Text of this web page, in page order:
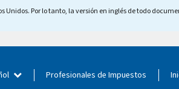
Por lo tanto, la versión en inglés de todo
Profesionales de Impuestos